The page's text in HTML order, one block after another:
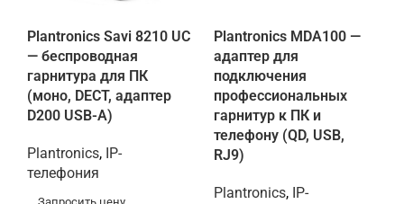
Plantronics Savi 8210 UC
— беспроводная
гарнитура для ПК
(моно, DECT, адаптер
D200 USB-A)
Plantronics, IP-
телефония
Plantronics MDA100 —
адаптер для
подключения
профессиональных
гарнитур к ПК и
телефону (QD, USB,
RJ9)
Plantronics, IP-